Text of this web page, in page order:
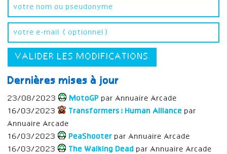
VALIDER LES MODIFICATIONS
Dernières mises à jour
23/08/2023 MotoGP par Annuaire Arcade
16/03/2023
Transformers: Human Alliance par
Annuaire Arcade
16/03/2023
PeaShooter par Annuaire Arcade
16/03/2023
The Walking Dead par Annuaire Arcade